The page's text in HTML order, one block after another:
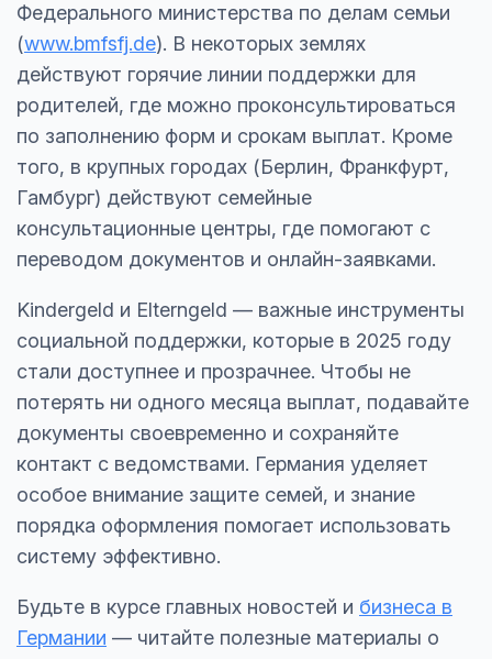
Федерального министерства по делам семьи
(www.bmfsfj.de). В некоторых землях
действуют горячие линии поддержки для
родителей, где можно проконсультироваться
по заполнению форм и срокам выплат. Кроме
того, в крупных городах (Берлин, Франкфурт,
Гамбург) действуют семейные
консультационные центры, где помогают с
переводом документов и онлайн-заявками.
Kindergeld и Elterngeld — важные инструменты
социальной поддержки, которые в 2025 году
стали доступнее и прозрачнее. Чтобы не
потерять ни одного месяца выплат, подавайте
документы своевременно и сохраняйте
контакт с ведомствами. Германия уделяет
особое внимание защите семей, и знание
порядка оформления помогает использовать
систему эффективно.
Будьте в курсе главных новостей и бизнеса в
Германии — читайте полезные материалы о